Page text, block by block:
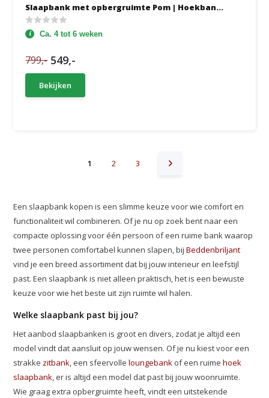
Slaapbank met opbergruimte Pom | Hoekban...
Ca. 4 tot 6 weken
799,- 549,-
Bekijken
1 2 3
Een slaapbank kopen is een slimme keuze voor wie comfort en
functionaliteit wil combineren. Of je nu op zoek bent naar een
compacte oplossing voor één persoon of een ruime bank waarop
twee personen comfortabel kunnen slapen, bijBeddenbriljant
vind je een breed assortiment dat bij jouw interieur en leefstijl
past. Een slaapbank is niet alleen praktisch, het is een bewuste
keuze voor wie het beste uit zijn ruimte wil halen.
Welke slaapbank past bij jou?
Het aanbod slaapbanken is groot en divers, zodat je altijd een
model vindt dat aansluit op jouw wensen. Of je nu kiest voor een
strakke zitbank, een sfeervolleloungebank of een ruimehoek
slaapbank, er is altijd een model dat past bij jouw woonruimte.
Wie graag extra opbergruimte heeft, vindt een uitstekende